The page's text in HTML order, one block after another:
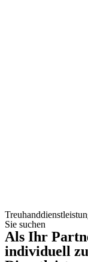
Sie suchen
Als Ihr
individuell